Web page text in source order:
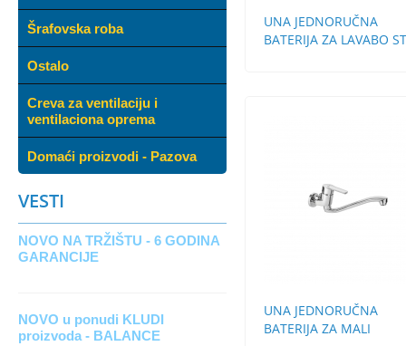
Šrafovska roba
Ostalo
Creva za ventilaciju i
ventilaciona oprema
Domaći proizvodi - Pazova
VESTI
NOVO NA TRŽIŠTU - 6 GODINA
GARANCIJE
NOVO u ponudi KLUDI
proizvoda - BALANCE
UNA JEDNORUČNA
BATERIJA ZA LAVABO
UNA JEDNORUČNA
BATERIJA ZA MALI